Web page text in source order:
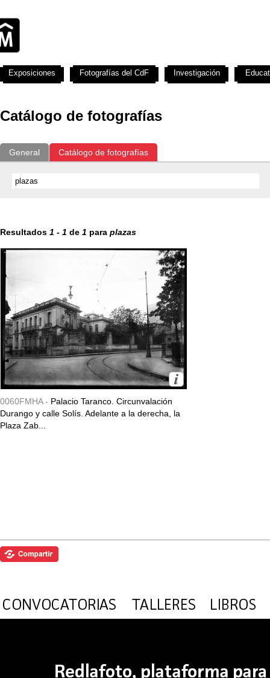
Catálogo de fotografías
General Catálogo de fotografías
Resultados 1 - 1 de 1 para plazas
0060FMHA - Palacio Taranco. Circunvalación
Durango y calle Solís. Adelante a la derecha, la
Plaza Zab...
Exposiciones Fotografías del CdF Investigación